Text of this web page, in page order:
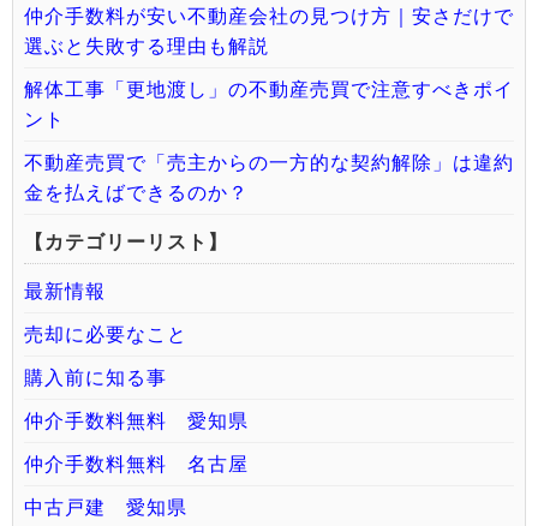
仲介手数料が安い不動産会社の見つけ方｜安さだけで
選ぶと失敗する理由も解説
解体工事「更地渡し」の不動産売買で注意すべきポイ
ント
不動産売買で「売主からの一方的な契約解除」は違約
金を払えばできるのか？
【カテゴリーリスト】
最新情報
売却に必要なこと
購入前に知る事
仲介手数料無料 愛知県
仲介手数料無料 名古屋
中古戸建 愛知県